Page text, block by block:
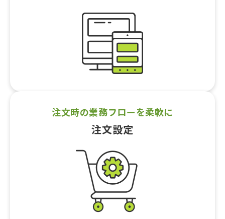
注文時の業務フローを柔軟に
注文設定